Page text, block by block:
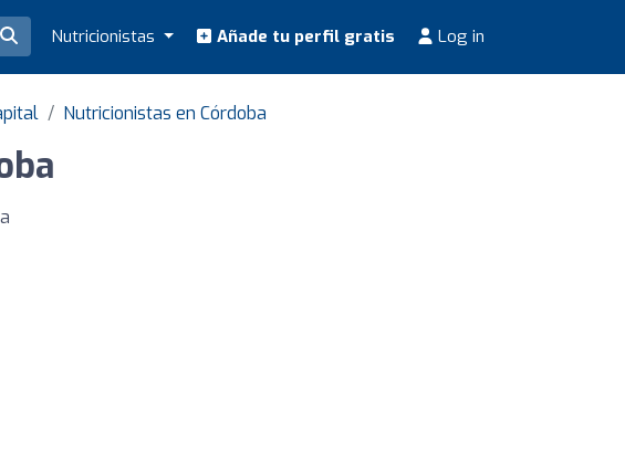
Nutricionistas Añade tu perfil gratis Log in
Nutricionistas en Córdoba